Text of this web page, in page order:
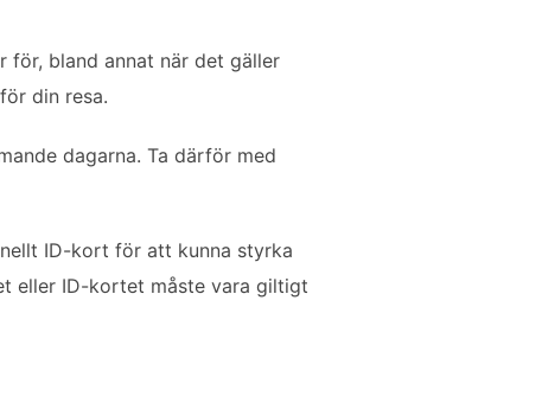
för, bland annat när det gäller
din resa.
dagarna. Ta därför med
ID-kort för att kunna styrka
eller ID-kortet måste vara giltigt